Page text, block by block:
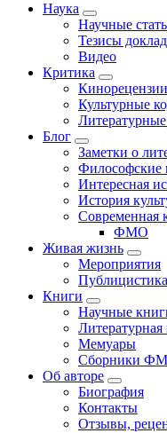
Наука
Научные
Тезисы
Видео
Критика
Кинорецензии
Культурные
Блог
Заметки о
Философские
Интересная
История
Современная
ФМО
Живая жизнь
Мероприятия
Публицистика
Книги
Научные
Литературная
Мемуары
Сборники
Об авторе
Биография
Контакты
Отзывы,